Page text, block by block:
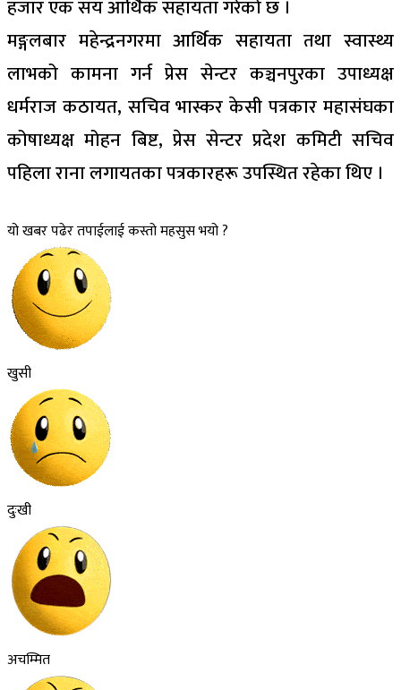
हजार एक सय आर्थिक सहायता गरेको छ ।
मङ्गलबार महेन्द्रनगरमा आर्थिक सहायता तथा स्वास्थ्य
लाभको कामना गर्न प्रेस सेन्टर कञ्चनपुरका उपाध्यक्ष
धर्मराज कठायत, सचिव भास्कर केसी पत्रकार महासंघका
कोषाध्यक्ष मोहन बिष्ट, प्रेस सेन्टर प्रदेश कमिटी सचिव
पहिला राना लगायतका पत्रकारहरू उपस्थित रहेका थिए ।
यो खबर पढेर तपाईलाई कस्तो महसुस भयो ?
खुसी
दुःखी
अचम्मित